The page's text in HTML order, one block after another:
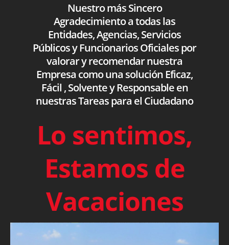
Nuestro más Sincero
Agradecimiento a todas las
Entidades, Agencias, Servicios
Públicos y Funcionarios Oficiales por
valorar y recomendar nuestra
Empresa como una solución Eficaz,
Fácil , Solvente y Responsable en
nuestras Tareas para el Ciudadano
Lo sentimos,
Estamos de
Vacaciones